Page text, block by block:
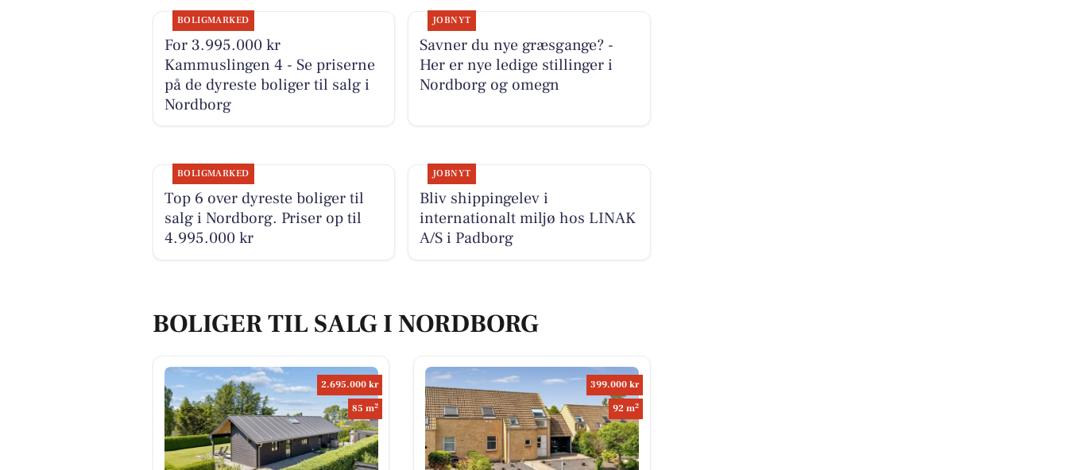
BOLIGMARKED
For 3.995.000 kr
Kammuslingen 4 - Se priserne
på de dyreste boliger til salg i
Nordborg
JOBNYT
Savner du nye græsgange? -
Her er nye ledige stillinger i
Nordborg og omegn
BOLIGMARKED
Top 6 over dyreste boliger til
salg i Nordborg. Priser op til
4.995.000 kr
JOBNYT
Bliv shippingelev i
internationalt miljø hos LINAK
A/S i Padborg
BOLIGER TIL SALG I NORDBORG
2.695.000 kr
85 m2
399.000 kr
92 m2